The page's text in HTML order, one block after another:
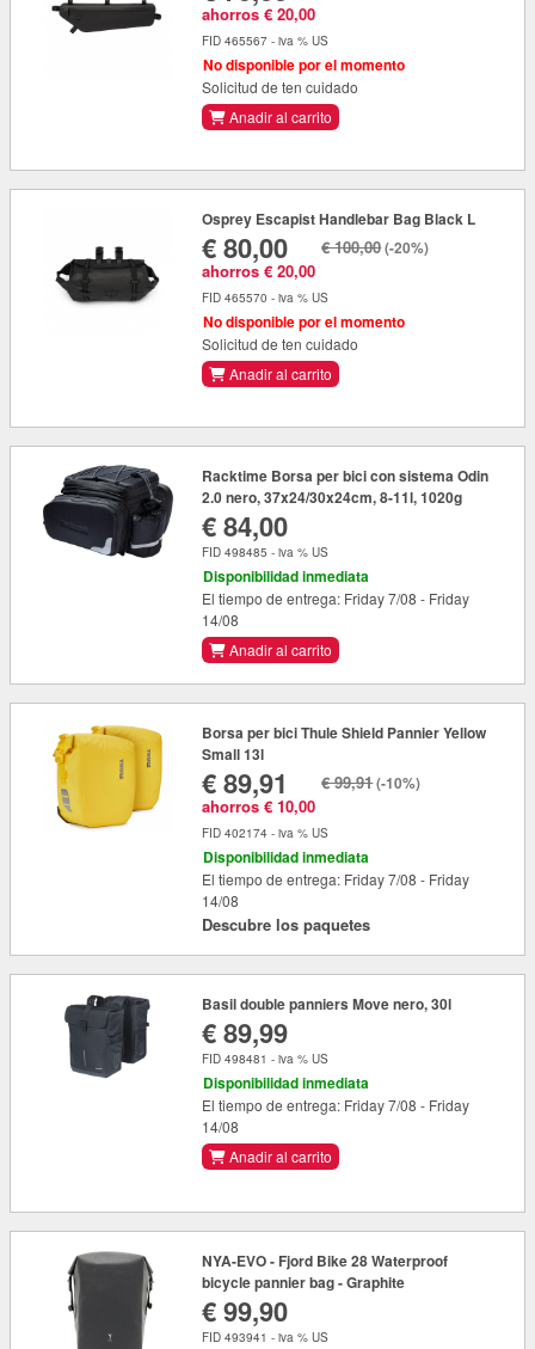
ahorros € 20,00
FID 465567 - iva % US
No disponible por el momento
Solicitud de ten cuidado
Anadir al carrito
Osprey Escapist Handlebar Bag Black L
€ 80,00
ahorros € 20,00
€ 100,00(-20%)
FID 465570 - iva % US
No disponible por el momento
Solicitud de ten cuidado
Anadir al carrito
Racktime Borsa per bici con sistema Odin
2.0 nero, 37x24/30x24cm, 8-11l, 1020g
€ 84,00
FID 498485 - iva % US
Disponibilidad inmediata
El tiempo de entrega: Friday 7/08 - Friday
14/08
Anadir al carrito
Borsa per bici Thule Shield Pannier Yellow
Small 13l
€ 89,91
ahorros € 10,00
€ 99,91(-10%)
FID 402174 - iva % US
Disponibilidad inmediata
El tiempo de entrega: Friday 7/08 - Friday
14/08
Descubre los paquetes
Basil double panniers Move nero, 30l
€ 89,99
FID 498481 - iva % US
Disponibilidad inmediata
El tiempo de entrega: Friday 7/08 - Friday
14/08
Anadir al carrito
NYA-EVO - Fjord Bike 28 Waterproof
bicycle pannier bag - Graphite
€ 99,90
FID 493941 - iva % US